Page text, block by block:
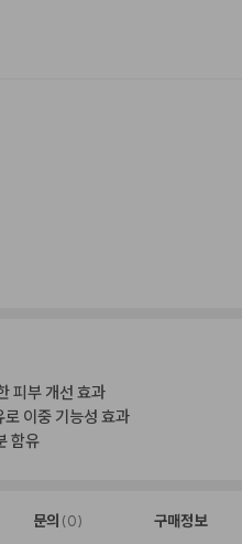
피부 개선 효과
이중 기능성 효과
함유
문의 (0) 구매정보